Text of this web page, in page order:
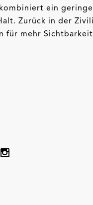
ein
Zurück in der
für mehr